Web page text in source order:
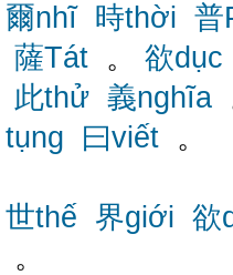
爾nhĩ 時thời 普
薩Tát 。 欲dục
此thử 義nghĩa
tụng
曰viết 。
世thế 界giới 欲
。